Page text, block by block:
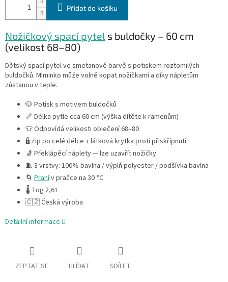
Přidat do košíku
Nožičkový spací pytel s buldočky – 60 cm
(velikost 68–80)
Dětský spací pytel ve smetanové barvě s potiskem roztomilých
buldočků. Miminko může volně kopat nožičkami a díky nápletům
zůstanou v teple.
🐶 Potisk s motivem buldočků
📏 Délka pytle cca 60 cm (výška dítěte k ramenům)
👕 Odpovídá velikosti oblečení 68–80
🔒 Zip po celé délce + látková krytka proti přiskřípnutí
🧦 Překlápěcí náplety — lze uzavřít nožičky
🧵 3 vrstvy: 100% bavlna / výplň polyester / podšívka bavlna
🌀 Pranív pračce na 30 °C
🌡 Tog 2,61
🇨🇿 Česká výroba
Detailní informace
ZEPTAT SE HLÍDAT SDÍLET